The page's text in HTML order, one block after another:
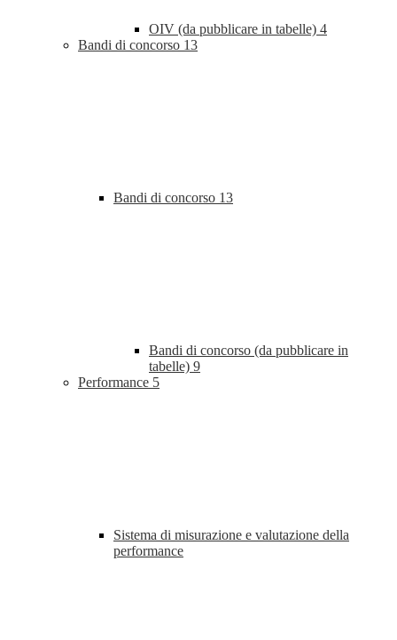
OIV (da pubblicare in tabelle) 4
Bandi di concorso 13
Bandi di concorso 13
Bandi di concorso (da pubblicare in
tabelle) 9
Performance 5
Sistema di misurazione e valutazione della
performance